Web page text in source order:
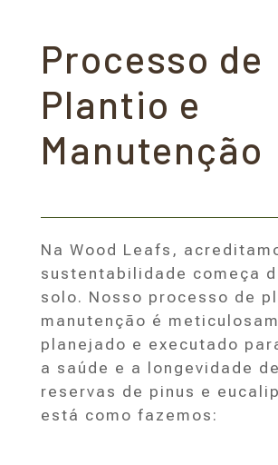
Processo de
Plantio e
Manutenção
Na Wood Leafs,
sustentabilidade começa
solo. Nosso processo de
manutenção é
planejado e executado
a saúde e a longevidade
reservas de pinus e
está como fazemos: